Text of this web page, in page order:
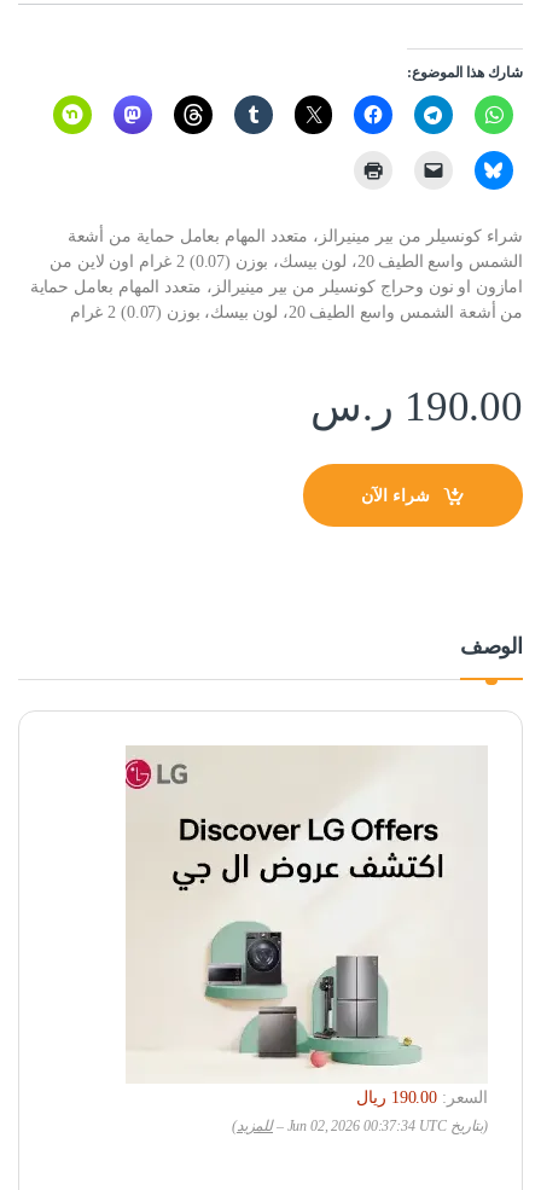
شارك هذا الموضوع:
شراء كونسيلر من بير مينيرالز، متعدد المهام بعامل حماية من أشعة
الشمس واسع الطيف 20، لون بيسك، بوزن (0.07) 2 غرام اون لاين من
امازون او نون وحراج كونسيلر من بير مينيرالز، متعدد المهام بعامل حماية
من أشعة الشمس واسع الطيف 20، لون بيسك، بوزن (0.07) 2 غرام
190.00 ر.س
شراء الآن
الوصف
السعر:
‏190.00 ريال
(بتاريخ Jun 02, 2026 00:37:34 UTC – للمزيد)